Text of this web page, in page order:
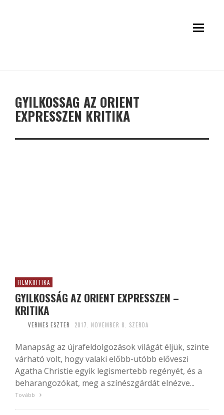
GYILKOSSAG AZ ORIENT
EXPRESSZEN KRITIKA
FILMKRITIKA
GYILKOSSÁG AZ ORIENT EXPRESSZEN –
KRITIKA
VERMES ESZTER 2017. NOVEMBER 8. SZERDA
Manapság az újrafeldolgozások világát éljük, szinte
várható volt, hogy valaki előbb-utóbb előveszi
Agatha Christie egyik legismertebb regényét, és a
beharangozókat, meg a színészgárdát elnézve...
Tovább